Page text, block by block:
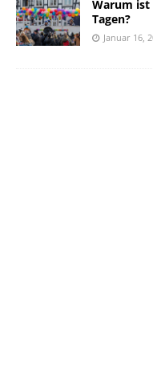
Warum ist
Tagen?
Januar 16,